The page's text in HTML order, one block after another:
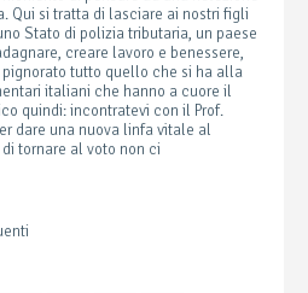
Qui si tratta di lasciare ai nostri figli
Stato di polizia tributaria, un paese
creare lavoro e benessere,
pignorato tutto quello che si ha alla
italiani che hanno a cuore il
quindi: incontratevi con il Prof.
dare una nuova linfa vitale al
tornare al voto non ci